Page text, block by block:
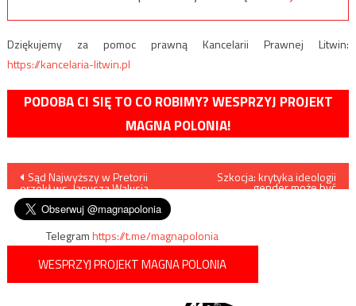
Dziękujemy za pomoc prawną Kancelarii Prawnej Litwin:
https://kancelaria-litwin.pl
PODOBA CI SIĘ TO CO ROBIMY? WESPRZYJ PROJEKT
MAGNA POLONIA!
Nawigacja
wpisu
Sąd Najwyższy w Pretorii
orzekł ws. Janusza Walusia
Szkocja: krytyka ideologii
gender może być
Telegramhttps://t.me/magnapolonia
WESPRZYJ PROJEKT MAGNA POLONIA